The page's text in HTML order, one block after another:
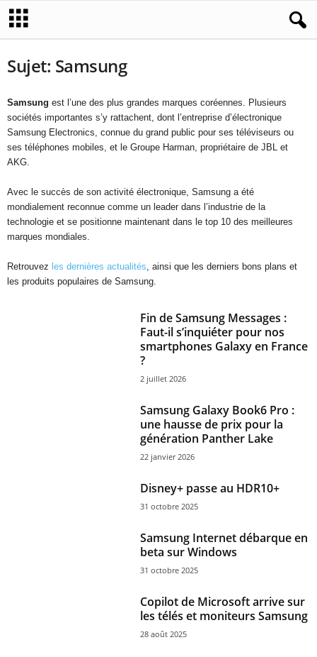
Sujet: Samsung
Samsung est l’une des plus grandes marques coréennes. Plusieurs
sociétés importantes s’y rattachent, dont l’entreprise d’électronique
Samsung Electronics, connue du grand public pour ses téléviseurs ou
ses téléphones mobiles, et le Groupe Harman, propriétaire de JBL et
AKG.
Avec le succès de son activité électronique, Samsung a été
mondialement reconnue comme un leader dans l’industrie de la
technologie et se positionne maintenant dans le top 10 des meilleures
marques mondiales.
Retrouvez les dernières actualités, ainsi que les derniers bons plans et
les produits populaires de Samsung.
Fin de Samsung Messages :
Faut-il s’inquiéter pour nos
smartphones Galaxy en France
?
2 juillet 2026
Samsung Galaxy Book6 Pro :
une hausse de prix pour la
génération Panther Lake
22 janvier 2026
Disney+ passe au HDR10+
31 octobre 2025
Samsung Internet débarque en
beta sur Windows
31 octobre 2025
Copilot de Microsoft arrive sur
les télés et moniteurs Samsung
28 août 2025